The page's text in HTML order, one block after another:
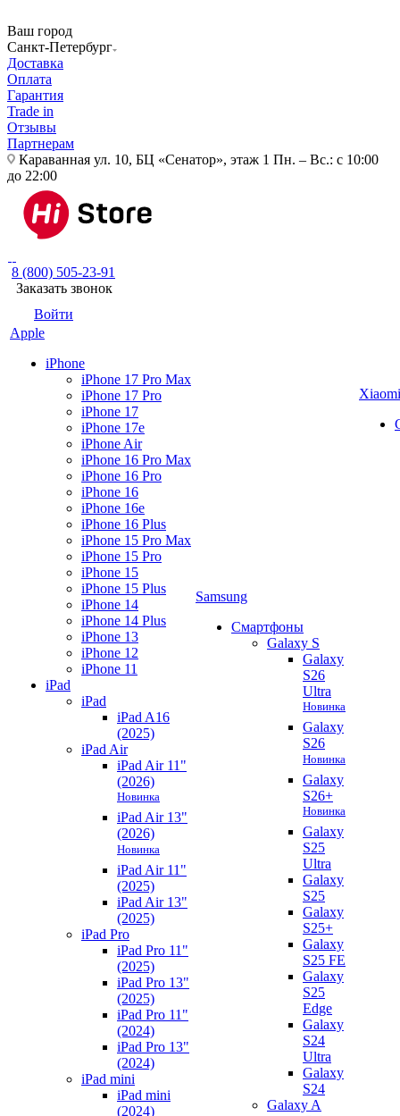
Ваш город
Санкт-Петербург
Доставка
Оплата
Гарантия
Trade in
Отзывы
Партнерам
Караванная ул. 10, БЦ «Сенатор», этаж 1 Пн. – Вс.: с 10:00
до 22:00
8 (800) 505-23-91
Заказать звонок
Войти
Apple
iPhone
iPhone 17 Pro Max
iPhone 17 Pro
iPhone 17
iPhone 17e
iPhone Air
iPhone 16 Pro Max
iPhone 16 Pro
iPhone 16
iPhone 16e
iPhone 16 Plus
iPhone 15 Pro Max
iPhone 15 Pro
iPhone 15
iPhone 15 Plus
iPhone 14
iPhone 14 Plus
iPhone 13
iPhone 12
iPhone 11
iPad
iPad
iPad A16
(2025)
iPad Air
iPad Air 11"
(2026)
Новинка
iPad Air 13"
(2026)
Новинка
iPad Air 11"
(2025)
iPad Air 13"
(2025)
iPad Pro
iPad Pro 11"
(2025)
iPad Pro 13"
(2025)
iPad Pro 11"
(2024)
iPad Pro 13"
(2024)
iPad mini
iPad mini
(2024)
Samsung
Смартфоны
Galaxy S
Galaxy
S26
Ultra
Новинка
Galaxy
S26
Новинка
Galaxy
S26+
Новинка
Galaxy
S25
Ultra
Galaxy
S25
Galaxy
S25+
Galaxy
S25 FE
Galaxy
S25
Edge
Galaxy
S24
Ultra
Galaxy
S24
Galaxy A
Xiaomi